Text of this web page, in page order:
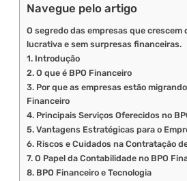
Navegue pelo artigo
O segredo das empresas que crescem
lucrativa e sem surpresas financeiras.
1. Introdução
2. O que é BPO Financeiro
3. Por que as empresas estão
Financeiro
4. Principais Serviços Oferecidos no
5. Vantagens Estratégicas para o
6. Riscos e Cuidados na Contratação
7. O Papel da Contabilidade no BPO
8. BPO Financeiro e Tecnologia